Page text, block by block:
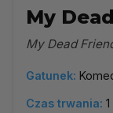
My
My Dead
Gatunek:
Czas trwania: